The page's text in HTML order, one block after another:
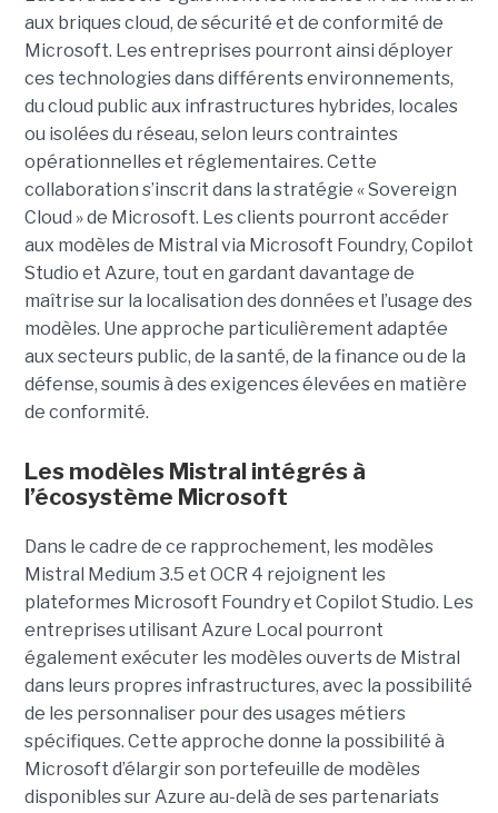
aux briques cloud, de sécurité et de conformité de
Microsoft. Les entreprises pourront ainsi déployer
ces technologies dans différents environnements,
du cloud public aux infrastructures hybrides, locales
ou isolées du réseau, selon leurs contraintes
opérationnelles et réglementaires. Cette
collaboration s’inscrit dans la stratégie « Sovereign
Cloud » de Microsoft. Les clients pourront accéder
aux modèles de Mistral via Microsoft Foundry, Copilot
Studio et Azure, tout en gardant davantage de
maîtrise sur la localisation des données et l’usage des
modèles. Une approche particulièrement adaptée
aux secteurs public, de la santé, de la finance ou de la
défense, soumis à des exigences élevées en matière
de conformité.
Les modèles Mistral intégrés à
l’écosystème Microsoft
Dans le cadre de ce rapprochement, les modèles
Mistral Medium 3.5 et OCR 4 rejoignent les
plateformes Microsoft Foundry et Copilot Studio. Les
entreprises utilisant Azure Local pourront
également exécuter les modèles ouverts de Mistral
dans leurs propres infrastructures, avec la possibilité
de les personnaliser pour des usages métiers
spécifiques. Cette approche donne la possibilité à
Microsoft d’élargir son portefeuille de modèles
disponibles sur Azure au-delà de ses partenariats